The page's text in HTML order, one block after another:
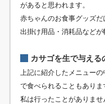
があると思われます。
赤ちゃんのお食事グッズ
出掛け用品・消耗品などが
カサゴを生で与える
上記に紹介したメニュー
で食べられることもありま
私は行ったことがありま